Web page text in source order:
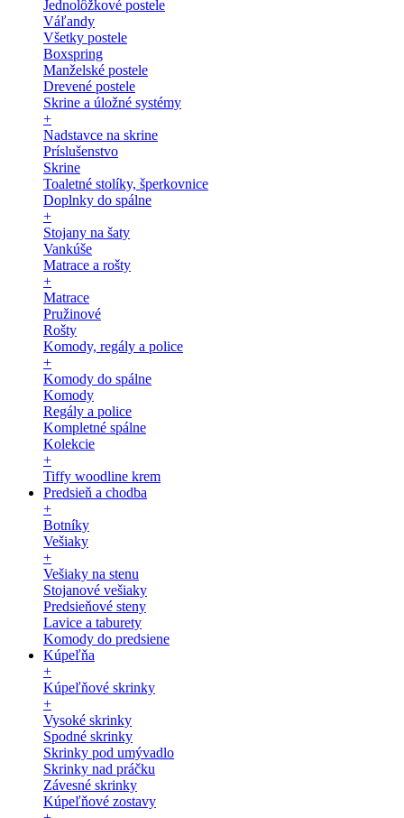
Jednolôžkové postele
Váľandy
Všetky postele
Boxspring
Manželské postele
Drevené postele
Skrine a úložné systémy
+
Nadstavce na skrine
Príslušenstvo
Skrine
Toaletné stolíky, šperkovnice
Doplnky do spálne
+
Stojany na šaty
Vankúše
Matrace a rošty
+
Matrace
Pružinové
Rošty
Komody, regály a police
+
Komody do spálne
Komody
Regály a police
Kompletné spálne
Kolekcie
+
Tiffy woodline krem
Predsieň a chodba
+
Botníky
Vešiaky
+
Vešiaky na stenu
Stojanové vešiaky
Predsieňové steny
Lavice a taburety
Komody do predsiene
Kúpeľňa
+
Kúpeľňové skrinky
+
Vysoké skrinky
Spodné skrinky
Skrinky pod umývadlo
Skrinky nad práčku
Závesné skrinky
Kúpeľňové zostavy